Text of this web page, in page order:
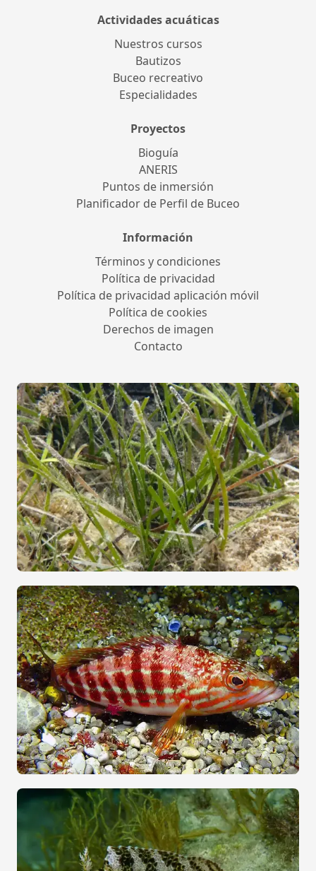
Actividades acuáticas
Nuestros cursos
Bautizos
Buceo recreativo
Especialidades
Proyectos
Bioguía
ANERIS
Puntos de inmersión
Planificador de Perfil de Buceo
Información
Términos y condiciones
Política de privacidad
Política de privacidad aplicación móvil
Política de cookies
Derechos de imagen
Contacto